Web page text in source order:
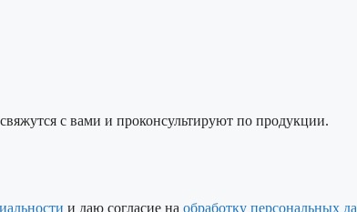
с вами и проконсультируют по продукции.
и даю согласие на обработку персональных